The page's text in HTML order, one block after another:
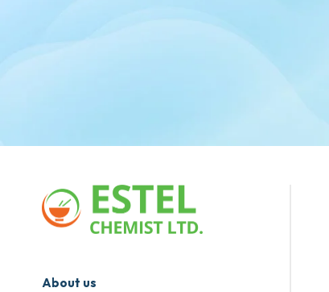
About us